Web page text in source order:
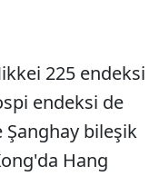
225 endeksi
endeksi de
Şanghay bileşik
Hang